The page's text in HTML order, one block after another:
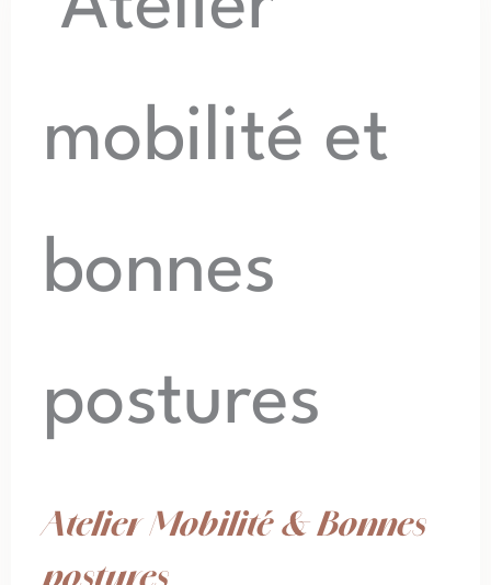
Atelier Mobilité & Bonnes